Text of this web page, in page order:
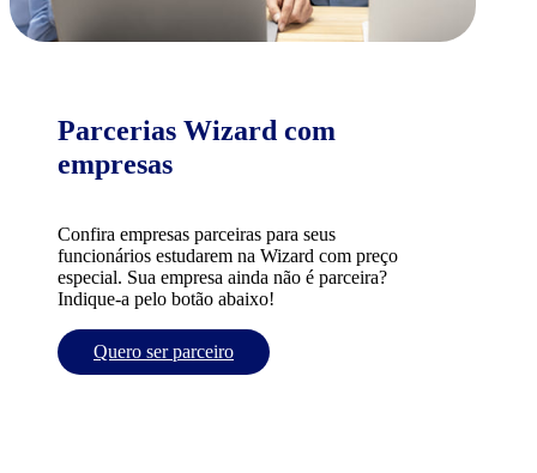
Parcerias Wizard com
empresas
Confira empresas parceiras para seus
funcionários estudarem na Wizard com preço
especial. Sua empresa ainda não é parceira?
Indique-a pelo botão abaixo!
Quero ser parceiro